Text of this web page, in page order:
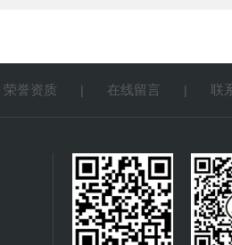
荣誉资质 | 在线留言 | 联